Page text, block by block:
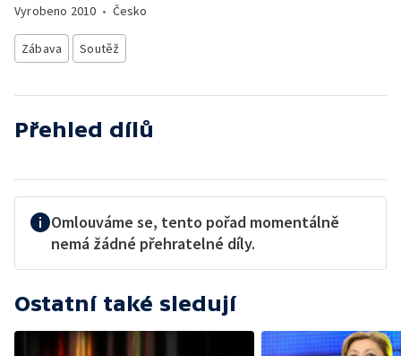
Vyrobeno 2010 • Česko
Zábava Soutěž
Přehled dílů
Omlouváme se, tento pořad momentálně
nemá žádné přehratelné díly.
Ostatní také sledují